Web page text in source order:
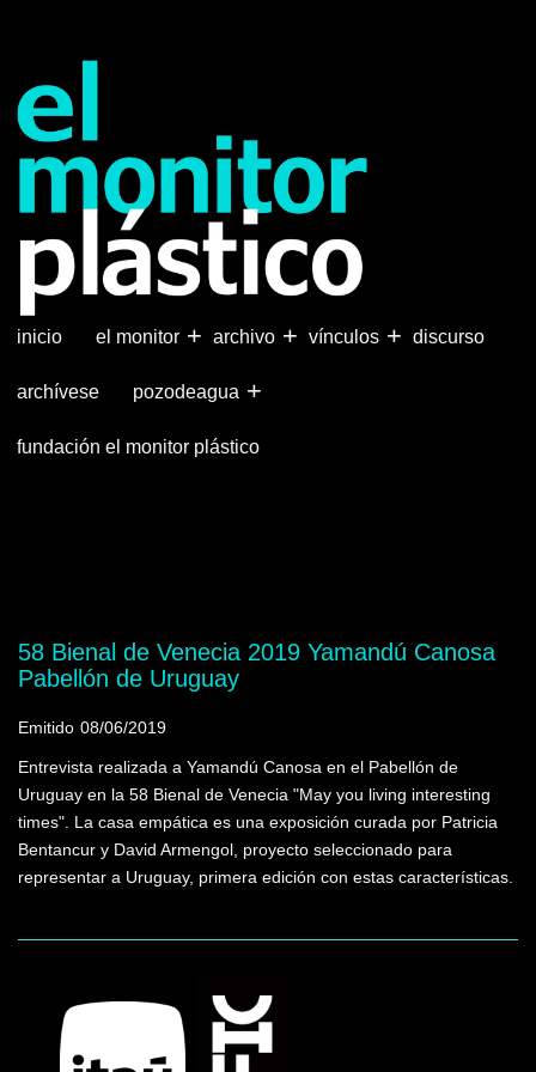
principal
inicio +
el monitor +
archivo +
vínculos discurso
archívese +
pozodeagua
fundación el monitor plástico
58 Bienal de Venecia 2019 Yamandú Canosa
Pabellón de Uruguay
Emitido 08/06/2019
Entrevista realizada a Yamandú Canosa en el Pabellón de
Uruguay en la 58 Bienal de Venecia "May you living interesting
times". La casa empática es una exposición curada por Patricia
Bentancur y David Armengol, proyecto seleccionado para
representar a Uruguay, primera edición con estas características.